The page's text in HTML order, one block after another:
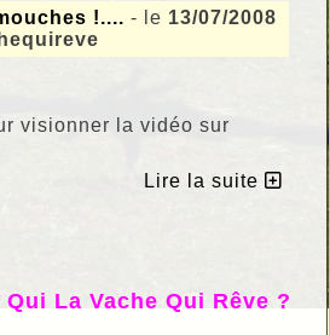
!.... - le 13/07/2008
visionner la vidéo sur
Lire la suite
La Vache Qui Rêve ?